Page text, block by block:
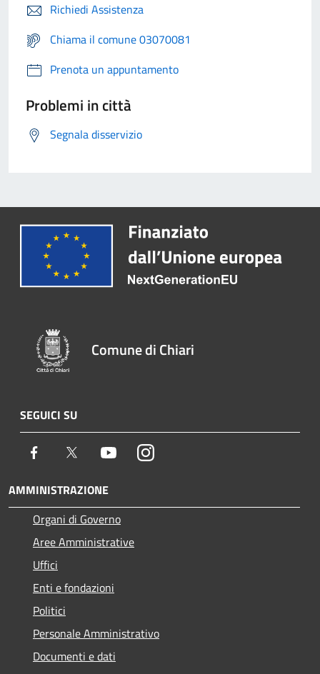
Richiedi Assistenza
Chiama il comune 03070081
Prenota un appuntamento
Problemi in città
Segnala disservizio
Comune di Chiari
SEGUICI SU
Facebook Twitter YoutubeInstagram
AMMINISTRAZIONE
Organi di Governo
Aree Amministrative
Uffici
Enti e fondazioni
Politici
Personale Amministrativo
Documenti e dati